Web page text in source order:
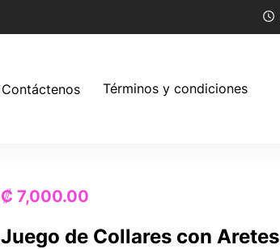
Contáctenos Términos y condiciones
₡ 7,000.00
Juego de Collares con Aretes